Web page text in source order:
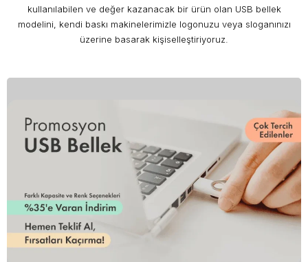
kullanılabilen ve değer kazanacak bir ürün olan USB bellek
modelini, kendi baskı makinelerimizle logonuzu veya sloganınızı
üzerine basarak kişiselleştiriyoruz.